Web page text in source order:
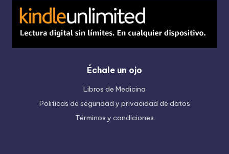
Échale un ojo
Libros de Medicina
Politicas de seguridad y privacidad de datos
Términos y condiciones